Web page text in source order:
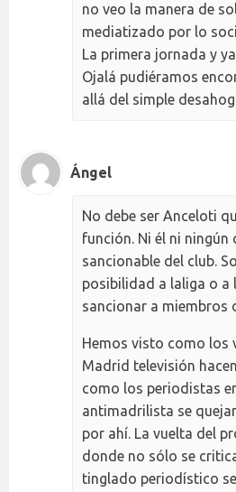
no veo la manera de
mediatizado por lo
La primera jornada y
Ojalá pudiéramos
allá del simple
Ángel
No debe ser Anceloti
función. Ni él ni ningún
sancionable del club.
posibilidad a laliga o a
sancionar a miembros
Hemos visto como los
Madrid televisión
como los periodistas
antimadrilista se
por ahí. La vuelta del
donde no sólo se
tinglado periodístico